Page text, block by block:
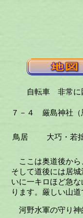
自転車 非常に困
７－４ 厳島神社
鳥居 大巧・若
ここは奥道後から
そして道後には居
いに一キロほど急
ります。厳しい山
河野水軍の守り